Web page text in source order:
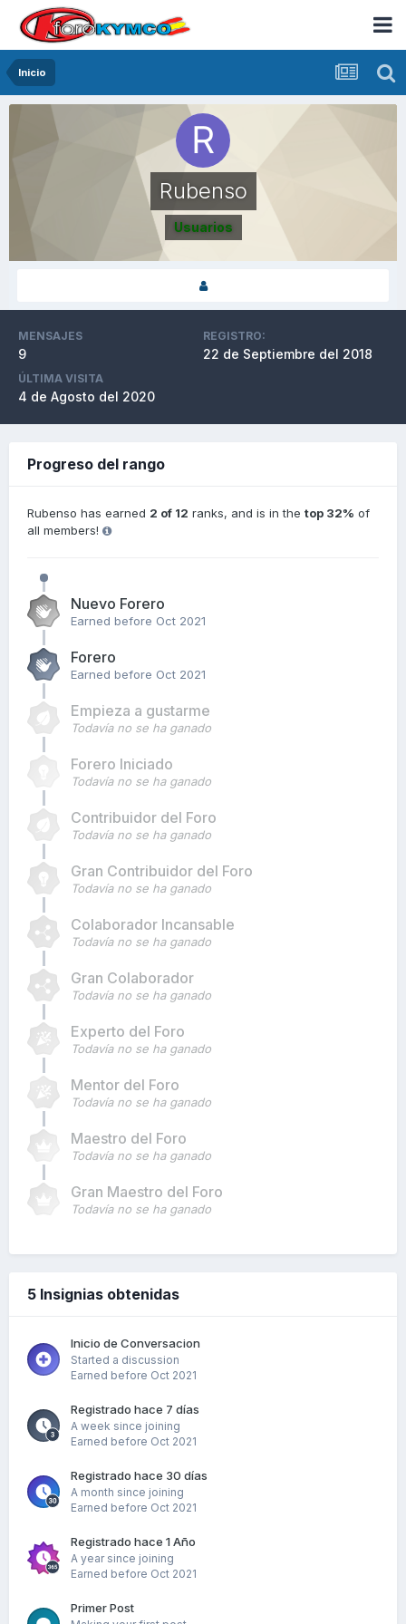
Inicio
Rubenso
Usuarios
MENSAJES
9
REGISTRO:
22 de Septiembre del 2018
ÚLTIMA VISITA
4 de Agosto del 2020
Progreso del rango
Rubenso has earned 2 of 12 ranks, and is in the top 32% of
all members!
Nuevo Forero
Earned before Oct 2021
Forero
Earned before Oct 2021
Empieza a gustarme
Todavía no se ha ganado
Forero Iniciado
Todavía no se ha ganado
Contribuidor del Foro
Todavía no se ha ganado
Gran Contribuidor del Foro
Todavía no se ha ganado
Colaborador Incansable
Todavía no se ha ganado
Gran Colaborador
Todavía no se ha ganado
Experto del Foro
Todavía no se ha ganado
Mentor del Foro
Todavía no se ha ganado
Maestro del Foro
Todavía no se ha ganado
Gran Maestro del Foro
Todavía no se ha ganado
5 Insignias obtenidas
Inicio de Conversacion
Started a discussion
Earned before Oct 2021
Registrado hace 7 días
A week since joining
Earned before Oct 2021
Registrado hace 30 días
A month since joining
Earned before Oct 2021
Registrado hace 1 Año
A year since joining
Earned before Oct 2021
Primer Post